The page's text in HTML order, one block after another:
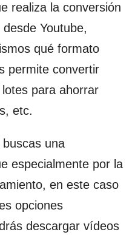
realiza la conversión
Youtube,
qué formato
permite convertir
para ahorrar
etc.
buscas una
especialmente por la
en este caso
opciones
descargar vídeos